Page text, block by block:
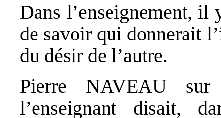
Dans l’enseignement, il
de savoir qui donnerait
du désir de l’autre.
Pierre NAVEAU sur
l’enseignant disait,